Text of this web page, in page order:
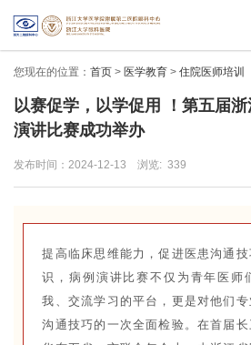
您现在的位置： 首页 > 医学教育 > 住院医师培训
以赛促学，以学促用 ！第五届
演讲比赛成功举办
发布时间：2024-12-13 浏览: 339
提高临床思维能力，促进医患沟通
识，病例演讲比赛不仅为青年医师
我、交流学习的平台，更是对他们
沟通技巧的一次全面检验。在首届